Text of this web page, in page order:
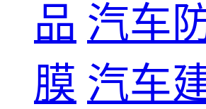
品 汽车
膜 汽车